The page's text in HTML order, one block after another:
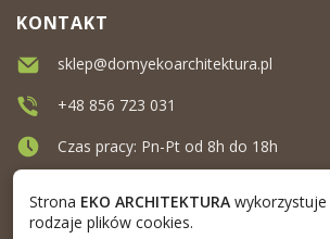
KONTAKT
sklep@domyekoarchitektura.pl
+48 856 723 031
Czas pracy: Pn-Pt od 8h do 18h
Strona EKO ARCHITEKTURAwykorzystuje
rodzaje plików cookies.